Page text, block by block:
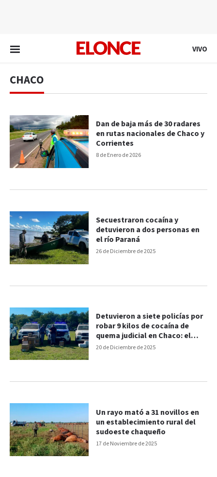
VIVO
CHACO
8 de Enero de 2026
Dan de baja más de 30 radares
en rutas nacionales de Chaco y
Corrientes
26 de Diciembre de 2025
Secuestraron cocaína y
detuvieron a dos personas en
el río Paraná
20 de Diciembre de 2025
Detuvieron a siete policías por
robar 9 kilos de cocaína de
quema judicial en Chaco: el
video que los delató
17 de Noviembre de 2025
Un rayo mató a 31 novillos en
un establecimiento rural del
sudoeste chaqueño